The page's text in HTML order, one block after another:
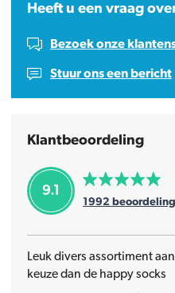
Heeft u een vraag
Bezoek onze
Stuur ons een bericht
Klantbeoordeling
9.1
1992
Leuk divers assortiment
keuze dan de happy socks